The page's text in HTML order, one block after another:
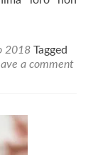
2018 Tagged
a comment